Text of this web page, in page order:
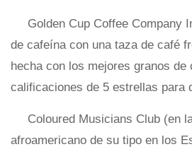
Golden Cup Coffee Company
de cafeína con una taza de café
hecha con los mejores granos de
calificaciones de 5 estrellas para
Coloured Musicians Club (en
afroamericano de su tipo en los